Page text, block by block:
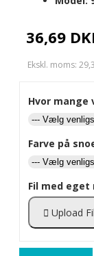
36,69
Ekskl. moms:
Hvor mange
Farve på
Fil med
Upload Fil